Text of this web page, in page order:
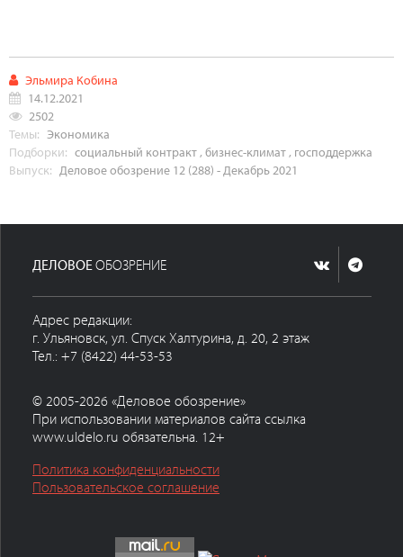
Эльмира Кобина
14.12.2021
2502
Темы: Экономика
Подборки: социальный контракт,бизнес-климат, господдержка
Выпуск: Деловое обозрение 12 (288) - Декабрь 2021
ДЕЛОВОЕОБОЗРЕНИЕ
Адрес редакции:
г. Ульяновск, ул. Спуск Халтурина, д. 20, 2 этаж
Тел.: +7 (8422) 44-53-53
© 2005-2026 «Деловое обозрение»
При использовании материалов сайта ссылка
www.uldelo.ru обязательна. 12+
Политика конфиденциальности
Пользовательское соглашение